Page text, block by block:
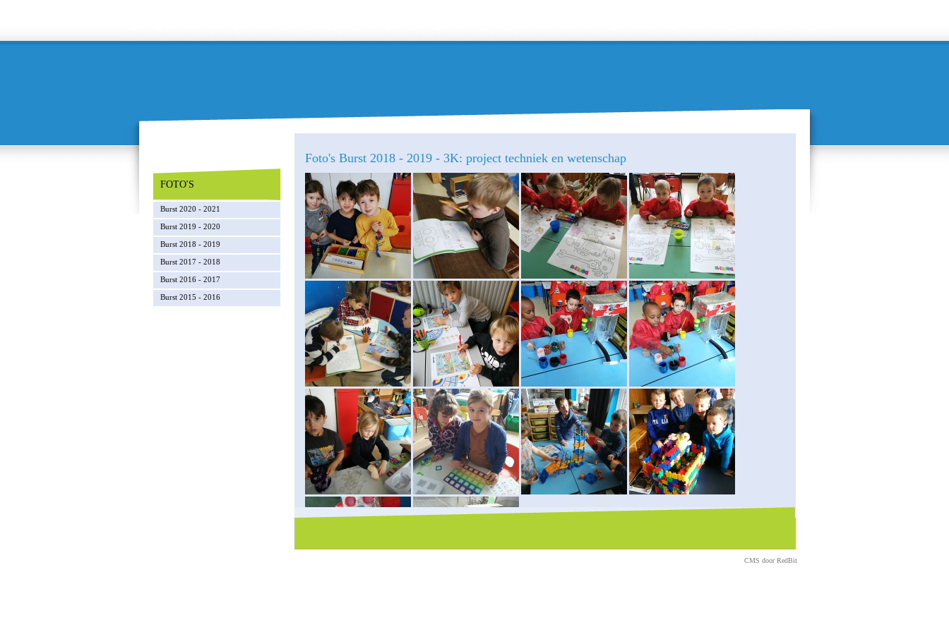
FOTO'S
Burst 2020 - 2021
Burst 2019 - 2020
Burst 2018 - 2019
Burst 2017 - 2018
Burst 2016 - 2017
Burst 2015 - 2016
Foto's Burst 2018 - 2019 - 3K: project techniek en wetenschap
CMS doorRedBit